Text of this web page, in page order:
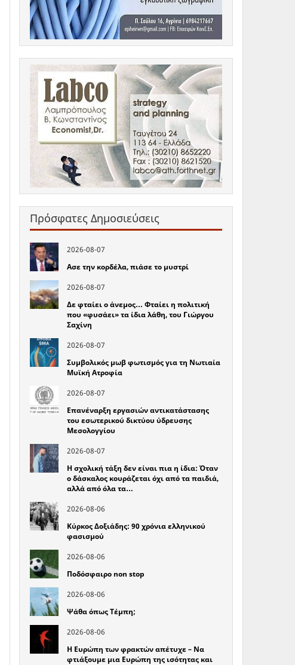
Πρόσφατες Δημοσιεύσεις
2026-08-07
Ασε την κορδέλα, πιάσε το μυστρί
2026-08-07
Δε φταίει ο άνεμος… Φταίει η πολιτική
που «φυσάει» τα ίδια λάθη, του Γιώργου
Σαχίνη
2026-08-07
Συμβολικός μωβ φωτισμός για τη Νωτιαία
Μυϊκή Ατροφία
2026-08-07
Επανέναρξη εργασιών αντικατάστασης
του εσωτερικού δικτύου ύδρευσης
Μεσολογγίου
2026-08-07
Η σχολική τάξη δεν είναι πια η ίδια: Όταν
ο δάσκαλος κουράζεται όχι από τα παιδιά,
αλλά από όλα τα…
2026-08-06
Κύρκος Δοξιάδης: 90 χρόνια ελληνικού
φασισμού
2026-08-06
Ποδόσφαιρο non stop
2026-08-06
Ψάθα όπως Τέμπη;
2026-08-06
Η Ευρώπη των φρακτών απέτυχε – Να
φτιάξουμε μια Ευρώπη της ισότητας και